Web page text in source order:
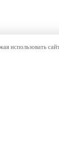
использовать